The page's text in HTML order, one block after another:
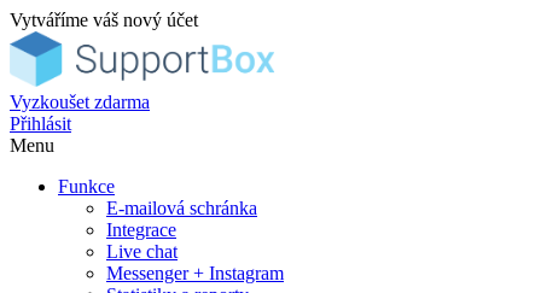
Vytváříme váš nový účet
Vyzkoušet zdarma
Přihlásit
Menu
Funkce
E-mailová schránka
Integrace
Live chat
Messenger + Instagram